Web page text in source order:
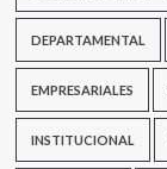
DEPARTAMENTAL
EMPRESARIALES
INSTITUCIONAL